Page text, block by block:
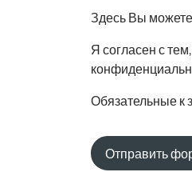
Здесь Вы
Я согласен с
Обязательные к
Отправить